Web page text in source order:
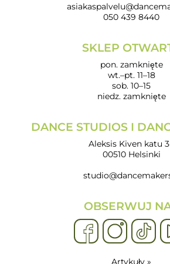
050 439 8440
SKLEP
pon. zamknięte
wt.–pt. 11–18
sob. 10–15
niedz. zamknięte
DANCE STUDIOS I
Aleksis Kiven katu
00510 Helsinki
OBSERWUJ
Artykuły »